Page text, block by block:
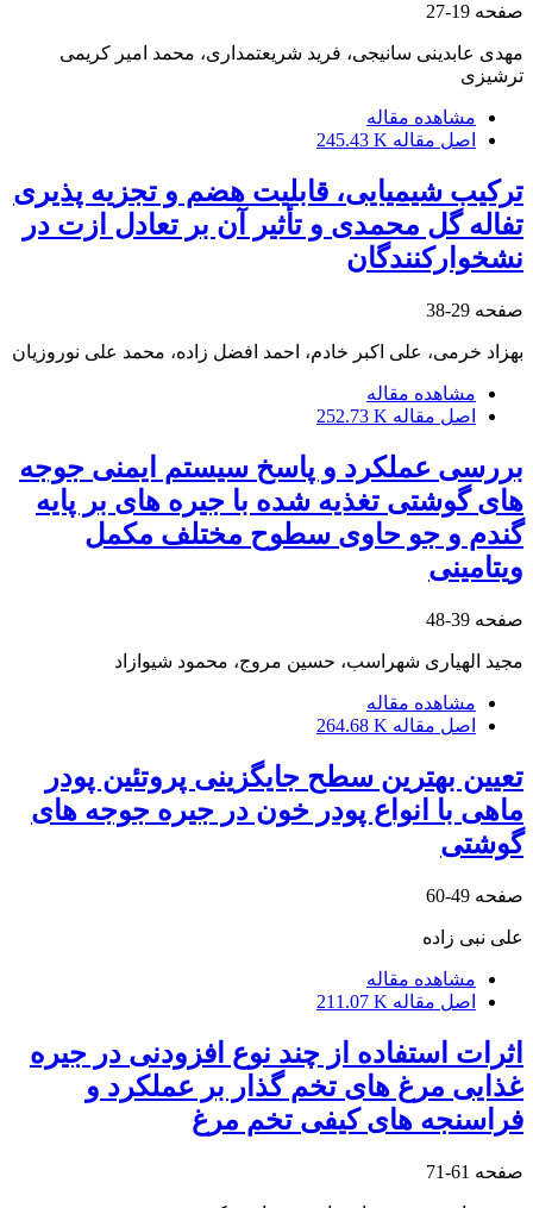
صفحه 19-27
مهدی عابدینی سانیجی، فرید شریعتمداری، محمد امیر کریمی
ترشیزی
مشاهده مقاله
اصل مقاله 245.43 K
ترکیب شیمیایی، قابلیت هضم و تجزیه پذیری
تفاله گل محمدی و تأثیر آن بر تعادل ازت در
نشخوارکنندگان
صفحه 29-38
بهزاد خرمی، علی اکبر خادم، احمد افضل زاده، محمد علی نوروزیان
مشاهده مقاله
اصل مقاله 252.73 K
بررسی عملکرد و پاسخ سیستم ایمنی جوجه
های گوشتی تغذیه شده با جیره های بر پایه
گندم و جو حاوی سطوح مختلف مکمل
ویتامینی
صفحه 39-48
مجید الهیاری شهراسب، حسین مروج، محمود شیوازاد
مشاهده مقاله
اصل مقاله 264.68 K
تعیین بهترین سطح جایگزینی پروتئین پودر
ماهی با انواع پودر خون در جیره جوجه های
گوشتی
صفحه 49-60
علی نبی زاده
مشاهده مقاله
اصل مقاله 211.07 K
اثرات استفاده از چند نوع افزودنی در جیره
غذایی مرغ های تخم گذار بر عملکرد و
فراسنجه های کیفی تخم مرغ
صفحه 61-71